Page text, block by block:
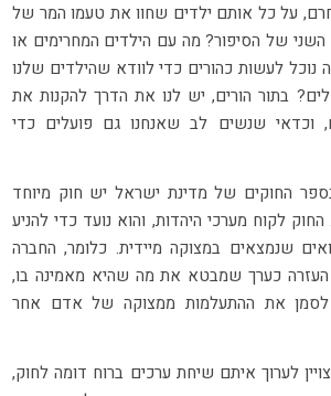
על כל אותם ילדים שחוו את טעמו המר של
של הסיפור? מה עם הילדים המחרימים או
לעשות כהורים כדי לוודא שהילדים שלנו
בתור הורים, יש לנו את הדרך להקנות את
וכדאי שנשים לב שאנחנו גם פועלים כדי
החוקים של מדינת ישראל יש חוק מיוחד
לקוח מערכי היהדות, והוא נועד כדי להניע
שנמצאים במצוקה מיידית. כלומר, החברה
כערך שמבטא את מה שהיא מאמינה בו,
לסמן את ההתעלמות ממצוקה של אדם אחר
לערוך איתם שיחת ערכים ברוח דומה לחוק,